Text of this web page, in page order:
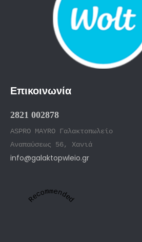
Επικοινωνία
2821 002878
ASPRO MAYRO Γαλακτοπωλείο
Αναπαύσεως 56, Χανιά
info@galaktopwleio.gr
Recommended